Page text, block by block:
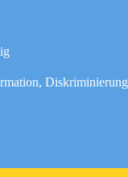
, Diskriminierung